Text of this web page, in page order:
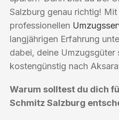
Salzburg genau richtig! Mit
professionellen
langjährigen Erfahrung
dabei, deine Umzugsgüter
kostengünstig nach
Warum solltest du dich
Schmitz Salzburg